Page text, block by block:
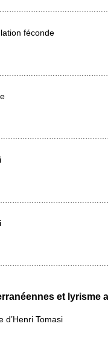
féconde
et lyrisme
d’Henri Tomasi